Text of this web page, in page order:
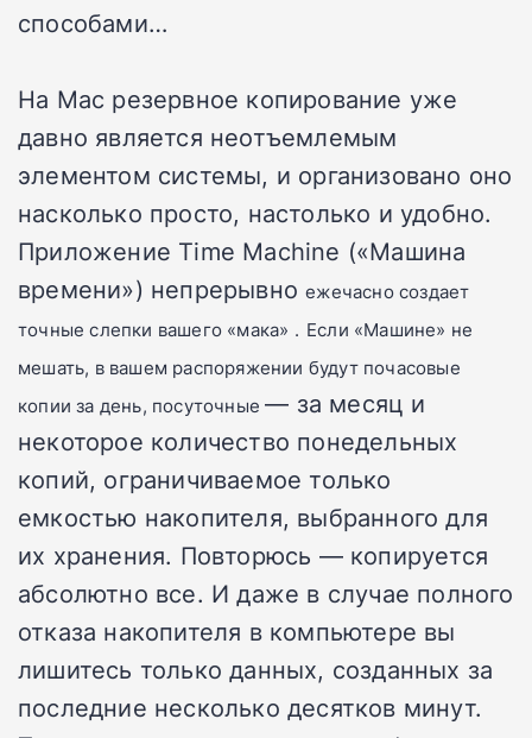
способами…
На Mac резервное копирование уже
давно является неотъемлемым
элементом системы, и организовано оно
насколько просто, настолько и удобно.
Приложение Time Machine («Машина
времени») непрерывноежечасносоздает
точные слепки вашего «мака» . Если «Машине» не
мешать, в вашем распоряжении будут почасовые
копии за день, посуточные— за месяц и
некоторое количество понедельных
копий, ограничиваемое только
емкостью накопителя, выбранного для
их хранения. Повторюсь — копируется
абсолютно все. И даже в случае полного
отказа накопителя в компьютере вы
лишитесь только данных, созданных за
последние несколько десятков минут.